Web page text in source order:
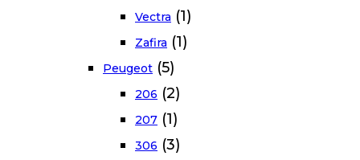
Vectra (1)
Zafira (1)
Peugeot (5)
206 (2)
207 (1)
306 (3)